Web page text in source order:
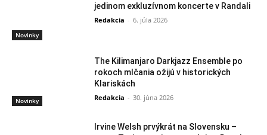
Novinky
jedinom exkluzívnom koncerte v Randali
Redakcia - 6. júla 2026
Novinky
The Kilimanjaro Darkjazz Ensemble po
rokoch mlčania ožijú v historických
Klariskách
Redakcia - 30. júna 2026
Irvine Welsh prvýkrát na Slovensku –